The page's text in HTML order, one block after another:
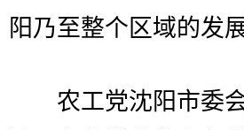
阳乃至整个区域的发
农工党沈阳市委会